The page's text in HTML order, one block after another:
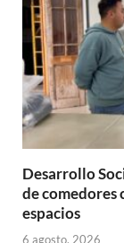
Desarrollo
de comedores
espacios
6 agosto, 2026